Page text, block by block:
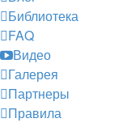
Библиотека
FAQ
Видео
Галерея
Партнеры
Правила